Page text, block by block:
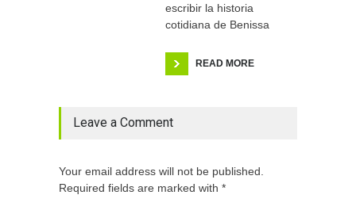
escribir la historia
cotidiana de Benissa
READ MORE
Leave a Comment
Your email address will not be published.
Required fields are marked with *